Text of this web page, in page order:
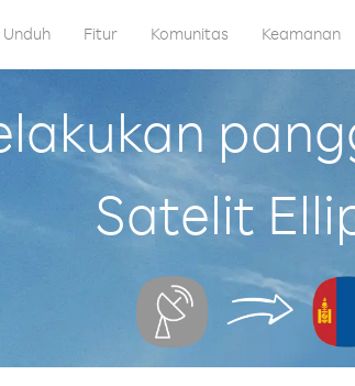
Unduh Fitur Komunitas Keamanan
Satelit